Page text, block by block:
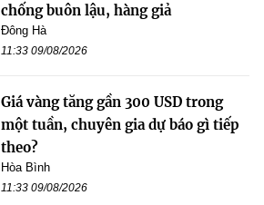
chống buôn lậu, hàng giả
Đông Hà
11:33 09/08/2026
Giá vàng tăng gần 300 USD trong
một tuần, chuyên gia dự báo gì tiếp
theo?
Hòa Bình
11:33 09/08/2026